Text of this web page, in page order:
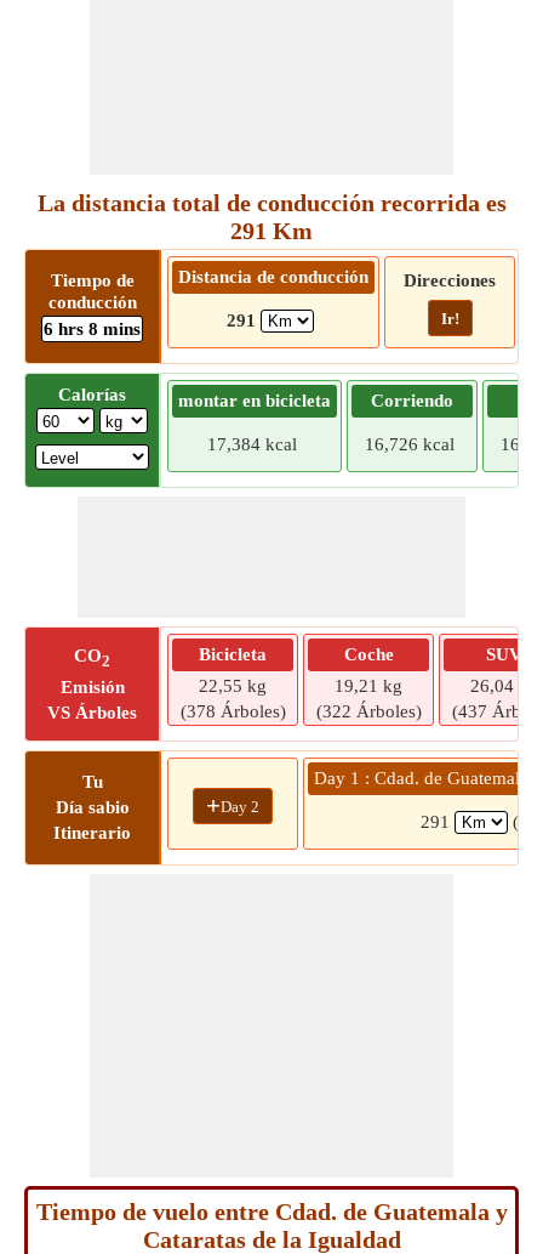
La distancia total de conducción recorrida es
291 Km
Tiempo de
conducción
6 hrs 8 mins
Distancia de conducción
291
Direcciones
Ir!
Calorías montar en bicicleta
17,384 kcal
Corriendo
16,726 kcal
CO2
Emisión
VS Árboles
Bicicleta
22,55 kg
(378 Árboles)
Coche
19,21 kg
(322 Árboles)
SUV
26,04 kg
(437
Tu
Día sabio
Itinerario
+Day 2
Day 1 : Cdad. de Guatemala
291 (6
Tiempo de vuelo entre Cdad. de Guatemala y
Cataratas de la Igualdad